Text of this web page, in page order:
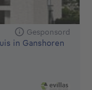
Gesponsord
in Ganshoren